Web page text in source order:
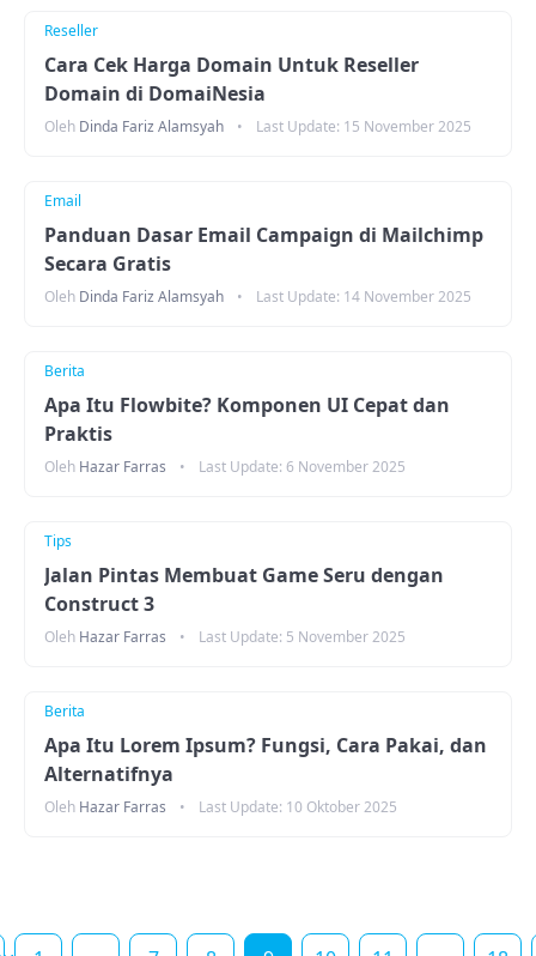
Reseller
Cara Cek Harga Domain Untuk Reseller
Domain di DomaiNesia
Oleh Dinda Fariz Alamsyah • Last Update: 15 November 2025
Email
Panduan Dasar Email Campaign di Mailchimp
Secara Gratis
Oleh Dinda Fariz Alamsyah • Last Update: 14 November 2025
Berita
Apa Itu Flowbite? Komponen UI Cepat dan
Praktis
Oleh Hazar Farras • Last Update: 6 November 2025
Tips
Jalan Pintas Membuat Game Seru dengan
Construct 3
Oleh Hazar Farras • Last Update: 5 November 2025
Berita
Apa Itu Lorem Ipsum? Fungsi, Cara Pakai, dan
Alternatifnya
Oleh Hazar Farras • Last Update: 10 Oktober 2025